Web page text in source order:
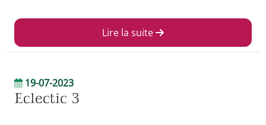
Lire la suite
19-07-2023
Eclectic 3